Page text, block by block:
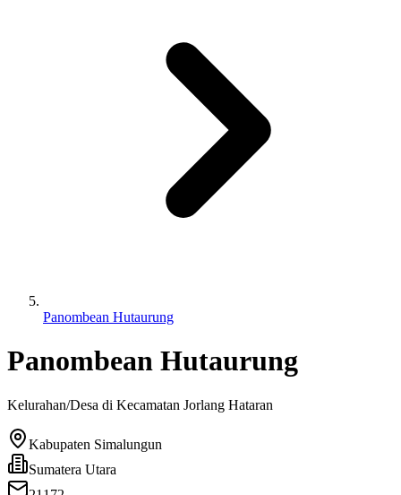
Panombean Hutaurung
Panombean Hutaurung
Kelurahan/Desa di Kecamatan Jorlang Hataran
Kabupaten Simalungun
Sumatera Utara